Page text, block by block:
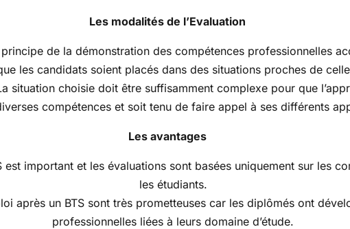
Les modalités de l’Evaluation
de la démonstration des compétences professionnelles
les candidats soient placés dans des situations proches de
situation choisie doit être suffisamment complexe pour que
compétences et soit tenu de faire appel à ses différents
Les avantages
est important et les évaluations sont basées uniquement sur les
les étudiants.
après un BTS sont très prometteuses car les diplômés ont
professionnelles liées à leurs domaine d’étude.